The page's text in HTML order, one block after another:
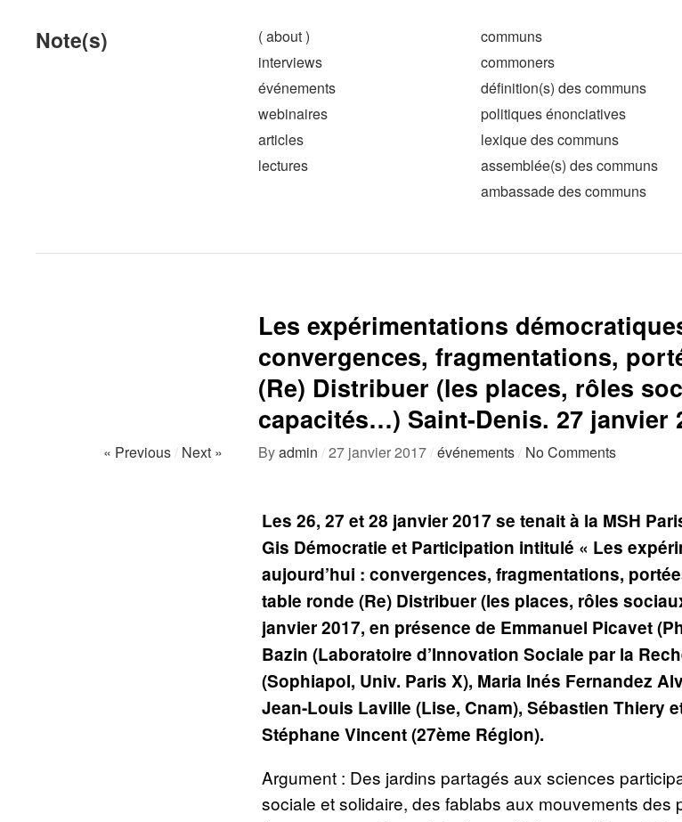
Note(s)
( about )
interviews
événements
webinaires
articles
lectures
communs
commoners
définition(s) des communs
politiques énonciatives
lexique des communs
assemblée(s) des communs
ambassade des communs
Les expérimentations
convergences, fragmentations,
(Re) Distribuer (les places, rôles
capacités…) Saint-Denis. 27 janvier
« Previous/ Next » Byadmin /27 janvier 2017/événements/ No Comments
Les 26, 27 et 28 janvier 2017 se tenait à la MSH
Gis Démocratie et Participation intitulé « Les
aujourd’hui : convergences, fragmentations,
table ronde (Re) Distribuer (les places, rôles
janvier 2017, en présence de Emmanuel Picavet
Bazin (Laboratoire d’Innovation Sociale par la
(Sophiapol, Univ. Paris X), Maria Inés Fernandez
Jean-Louis Laville (Lise, Cnam), Sébastien Thiery
Stéphane Vincent (27ème Région).
Argument : Des jardins partagés aux sciences
sociale et solidaire, des fablabs aux mouvements des